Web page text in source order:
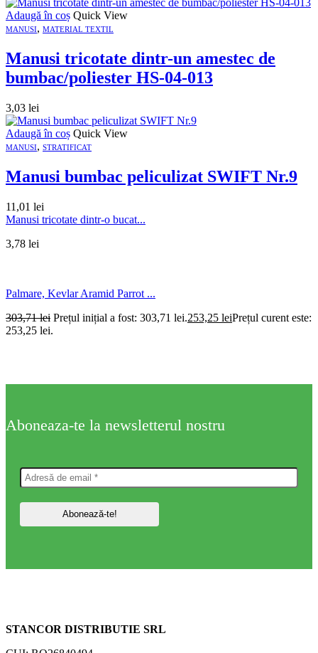
Adaugă în coș Quick View
MANUSI, MATERIAL TEXTIL
Manusi tricotate dintr-un amestec de
bumbac/poliester HS-04-013
3,03 lei
Adaugă în coș Quick View
MANUSI, STRATIFICAT
Manusi bumbac peliculizat SWIFT Nr.9
11,01 lei
Manusi tricotate dintr-o bucat...
3,78 lei
Palmare, Kevlar Aramid Parrot ...
303,71lei Prețul inițial a fost: 303,71 lei.253,25 leiPrețul curent este:
253,25 lei.
Aboneaza-te la newsletterul nostru
STANCOR DISTRIBUTIE SRL